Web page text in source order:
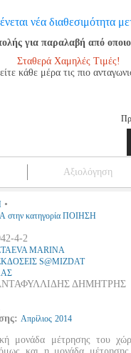
νέα διαθεσιμότητα
για παραλαβή από
Σταθερά Χαμηλές Τιμές!
κάθε μέρα τις πιο
Αξιολόγηση
•
στην κατηγορία ΠΟΙΗΣΗ
4-2
MARINA
S@MIZDAT
ΔΗΜΗΤΡΗΣ
Απρίλιος 2014
μονάδα μέτρησης του